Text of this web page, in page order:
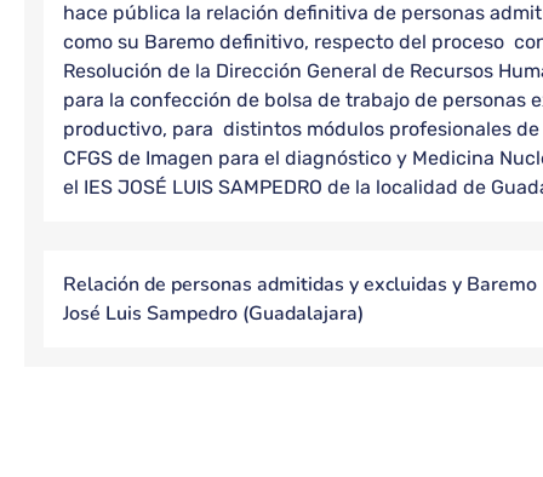
hace pública la relación definitiva de personas
como su Baremo definitivo, respecto del proceso
Resolución de la Dirección General de Recursos
para la confección de bolsa de trabajo de personas
productivo, para distintos módulos profesionales
CFGS de Imagen para el diagnóstico y Medicina
el IES JOSÉ LUIS SAMPEDRO de la localidad de
Relación de personas admitidas y excluidas y Baremo
José Luis Sampedro (Guadalajara)